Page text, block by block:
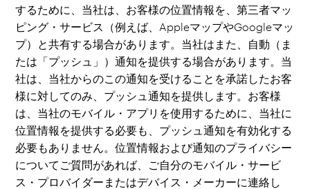
するために、当社は、お客様の位置情報を、第三者マッ
ピング・サービス（例えば、AppleマップやGoogleマッ
プ）と共有する場合があります。当社はまた、自動（ま
たは「プッシュ」）通知を提供する場合があります。当
社は、当社からのこの通知を受けることを承諾したお客
様に対してのみ、プッシュ通知を提供します。お客様
は、当社のモバイル・アプリを使用するために、当社に
位置情報を提供する必要も、プッシュ通知を有効化する
必要もありません。位置情報および通知のプライバシー
についてご質問があれば、ご自分のモバイル・サービ
ス・プロバイダーまたはデバイス・メーカーに連絡し